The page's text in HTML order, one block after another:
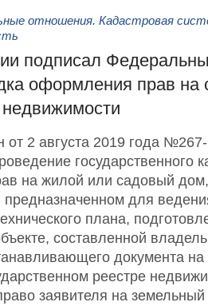
отношения. Кадастровая
подписал
оформления прав
от 2 августа 2019 года
государственного
на жилой или садовый
предназначенном для
плана,
составленной
документа
реестре
заявителя на земельный